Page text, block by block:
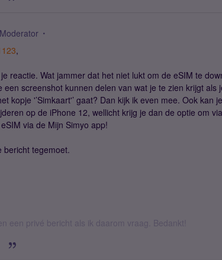
Moderator
,
reactie. Wat jammer dat het niet lukt om de eSIM te
een screenshot kunnen delen van wat je te zien krijgt als
kopje '’Simkaart'’ gaat? Dan kijk ik even mee. Ook kan
op de iPhone 12, wellicht krijg je dan de optie om
via de Mijn Simyo app!
bericht tegemoet.
een privé bericht als ik daarom vraag. Bedankt!